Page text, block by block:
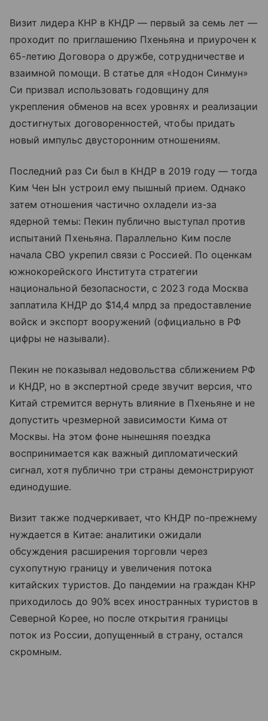
Визит лидера КНР в КНДР — первый за семь лет —
проходит по приглашению Пхеньяна и приурочен к
65-летию Договора о дружбе, сотрудничестве и
взаимной помощи. В статье для «Нодон Синмун»
Си призвал использовать годовщину для
укрепления обменов на всех уровнях и реализации
достигнутых договоренностей, чтобы придать
новый импульс двусторонним отношениям.
Последний раз Си был в КНДР в 2019 году — тогда
Ким Чен Ын устроил ему пышный прием. Однако
затем отношения частично охладели из-за
ядерной темы: Пекин публично выступал против
испытаний Пхеньяна. Параллельно Ким после
начала СВО укрепил связи с Россией. По оценкам
южнокорейского Института стратегии
национальной безопасности, с 2023 года Москва
заплатила КНДР до $14,4 млрд за предоставление
войск и экспорт вооружений (официально в РФ
цифры не называли).
Пекин не показывал недовольства сближением РФ
и КНДР, но в экспертной среде звучит версия, что
Китай стремится вернуть влияние в Пхеньяне и не
допустить чрезмерной зависимости Кима от
Москвы. На этом фоне нынешняя поездка
воспринимается как важный дипломатический
сигнал, хотя публично три страны демонстрируют
единодушие.
Визит также подчеркивает, что КНДР по-прежнему
нуждается в Китае: аналитики ожидали
обсуждения расширения торговли через
сухопутную границу и увеличения потока
китайских туристов. До пандемии на граждан КНР
приходилось до 90% всех иностранных туристов в
Северной Корее, но после открытия границы
поток из России, допущенный в страну, остался
скромным.